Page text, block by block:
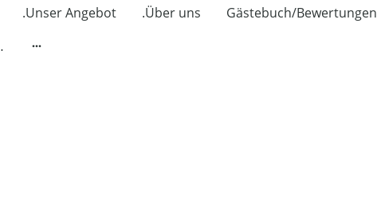
.Unser Angebot .Über uns
Gästebuch/Bewertungen
dabei!